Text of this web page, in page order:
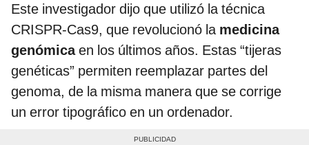
Este investigador dijo que utilizó la técnica
CRISPR-Cas9, que revolucionó la medicina
genómicaen los últimos años. Estas “tijeras
genéticas” permiten reemplazar partes del
genoma, de la misma manera que se corrige
un error tipográfico en un ordenador.